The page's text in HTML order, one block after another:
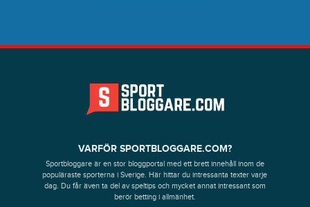
VARFÖR SPORTBLOGGARE.COM?
Sportbloggare är en stor bloggportal med ett brett innehåll inom de
populäraste sporterna i Sverige. Här hittar du intressanta texter varje
dag. Du får även ta del av speltips och mycket annat intressant som
berör betting i allmänhet.